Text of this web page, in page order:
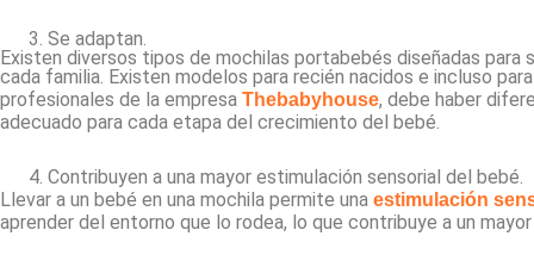
Se adaptan.
Existen diversos tipos de mochilas portabebés diseñadas
cada familia. Existen modelos para recién nacidos e incluso
profesionales de la empresa Thebabyhouse, debe haber
adecuado para cada etapa del crecimiento del bebé.
Contribuyen a una mayor estimulación sensorial del bebé.
Llevar a un bebé en una mochila permite una estimulación
aprender del entorno que lo rodea, lo que contribuye a un